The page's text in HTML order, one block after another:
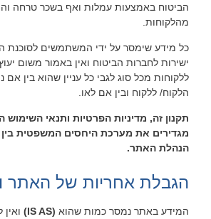
הביטוח באמצעות עמלות ואף בשכר טרחה
מהלקוחות.
כל מידע שימסר על ידי המשתמשים לסוכנת
ישירות לחברות הביטוח ואין באמור משום
ללקוחות מכל סוג לגבי כל עניין שהוא בין
הלקוח/ ללקוח ובין אם לאו.
תקנון זה, מדיניות הפרטיות ותנאי
מגדירים את מערכת היחסים המשפטית
הנהלת האתר.
הגבלת אחריות של האתר
המידע באתר נמסר כמות שהוא (
IS AS)